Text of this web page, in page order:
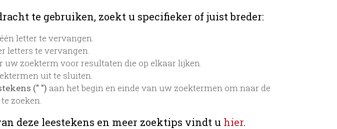
te gebruiken, zoekt u specifieker of juist breder:
letter te vervangen.
letters te vervangen.
uw zoekterm voor resultaten die op elkaar lijken.
uit te sluiten.
(" ") aan het begin en einde van uw zoektermen om naar de
zoeken.
deze leestekens en meer zoektips vindt u hier.